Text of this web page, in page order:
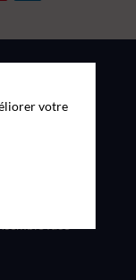
travail à
À
citoyens il
partage des
votre